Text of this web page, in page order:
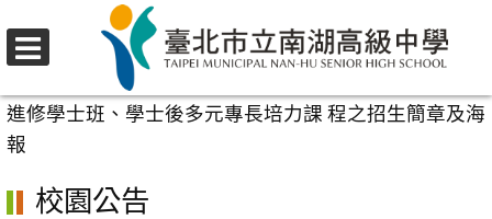
至
要
內
校園公告
進修學士班、學士後多元專長培力課 程之招生簡章及海
報
校園公告
選
單